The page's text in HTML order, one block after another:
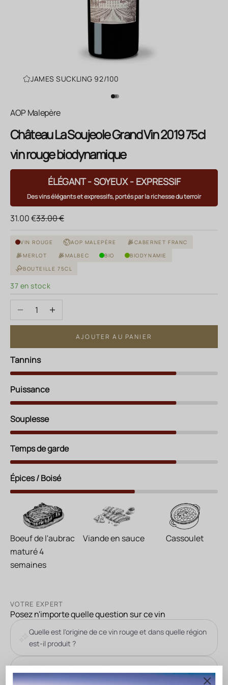
JAMES SUCKLING 92/100
Aller à l'élément 1
Aller à l'élément 2
Aller à l'élément 3
AOP Malepère
Château La Soujeole Grand Vin 2019 75cl
vin rouge biodynamique
ÉLÉGANT - SOYEUX - EXPRESSIF
Des vins élégants et expressifs, portés par la richesse du terroir
Prix de vente
31.00 €Prix normal
33.00 €
VIN ROUGE AOP MALEPÈRE
CABERNET FRANC
MERLOT
MALBEC BIO
BIODYNAMIE
BOUTEILLE 75CL
37 en stock
Diminuer la quantitéAugmenter la quantité
AJOUTER AU PANIER
Tannins
Puissance
Souplesse
Temps de garde
Épices / Boisé
Boeuf de l'aubrac
maturé 4
semaines
Viande en sauce Cassoulet
VOTRE EXPERT
Posez n'importe quelle question sur ce vin
Quelle est l'origine de ce vin rouge et dans quelle région
est-il produit ?
Quelles sont les caractéristiques des meilleures
parcelles sélectionnées pour cette cuvée ?